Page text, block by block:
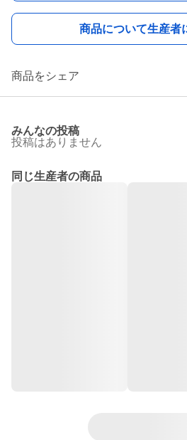
商品について生産者
商品をシェア
みんなの投稿
投稿はありません
同じ生産者の商品